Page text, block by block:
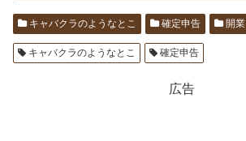
キャバクラのようなとこ 確定申告 開業
キャバクラのようなとこ 確定申告
広告